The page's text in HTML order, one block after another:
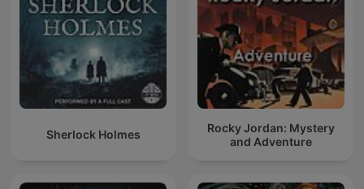
Sherlock Holmes
Rocky Jordan: Mystery
and Adventure